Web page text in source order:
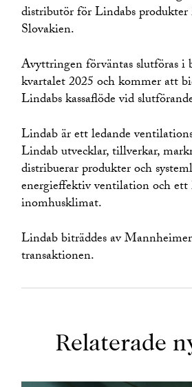
distributör för Lindabs
Slovakien.
Avyttringen förväntas slutföras i
kvartalet 2025 och kommer att
Lindabs kassaflöde vid
Lindab är ett ledande
Lindab utvecklar, tillverkar,
distribuerar produkter och
energieffektiv ventilation och ett
inomhusklimat.
Lindab biträddes av
transaktionen.
Relaterade